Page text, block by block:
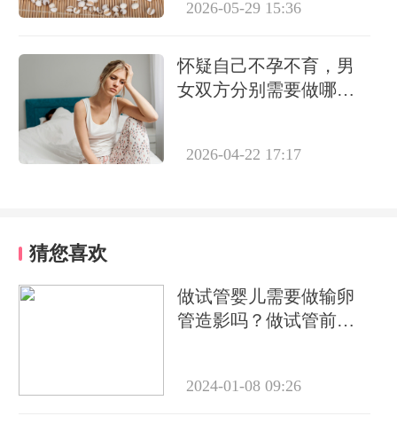
2026-05-29 15:36
怀疑自己不孕不育，男
女双方分别需要做哪些
2026-04-22 17:17
猜您喜欢
做试管婴儿需要做输卵
管造影吗？做试管前必
2024-01-08 09:26